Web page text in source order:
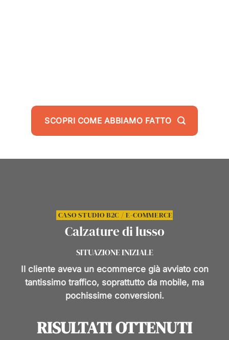
SCOPRI COME ABBIAMO FATTO
CASO STUDIO B2C / E-COMMERCE
Calzature di lusso
SITUAZIONE INIZIALE
Il cliente aveva un ecommerce già avviato con
tantissimo traffico, soprattutto da mobile, ma
pochissime conversioni.
RISULTATI OTTENUTI